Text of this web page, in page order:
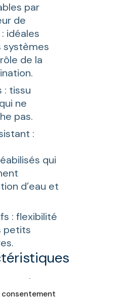
consentement
par
de
idéales
systèmes
de la
: tissu
ne
pas.
:
qui
d’eau et
: flexibilité
petits
entre
et 3,15 mm.